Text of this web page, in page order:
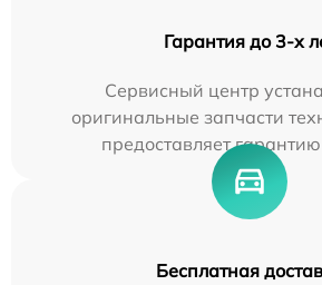
Гарантия до 3-х
Сервисный центр
оригинальные запчасти
предоставляет
Бесплатная